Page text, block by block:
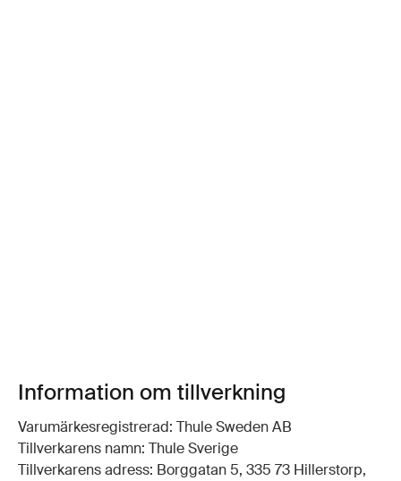
Information om tillverkning
Varumärkesregistrerad: Thule Sweden AB
Tillverkarens namn: Thule Sverige
Tillverkarens adress: Borggatan 5, 335 73 Hillerstorp,